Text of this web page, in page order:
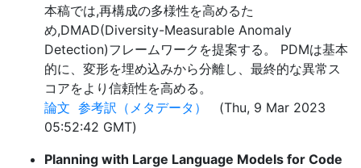
本稿では,再構成の多様性を高めるた
め,DMAD(Diversity-Measurable Anomaly
Detection)フレームワークを提案する。 PDMは基本
的に、変形を埋め込みから分離し、最終的な異常ス
コアをより信頼性を高める。
論文 参考訳（メタデータ）
(Thu, 9 Mar 2023
05:52:42 GMT)
Planning with Large Language Models for Code